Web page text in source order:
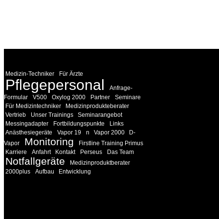
Medizin-Techniker Für Ärzte
Pflegepersonal
Anfrage-
Formular
V500 Oxylog 2000 Partner
Seminare
Für Medizintechniker
Medizinprodukteberater
Vertrieb
Unser Trainings
Seminarangebot
Messingadapter
Fortbildungspunkte
Links
Anästhesiegeräte
Vapor 19 n Vapor 2000
D-
Vapor
Monitoring
Firstline Training Primus
Karriere
Anfahrt Kontakt Perseus Das Team
Notfallgeräte
Medizinproduktberater
2000plus
Aufbau Entwicklung